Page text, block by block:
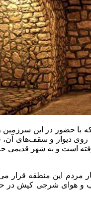
دیوار و سقف‌های آن،
است و به شهر
مردم این منطقه قرار
و هوای شرجی کیش در